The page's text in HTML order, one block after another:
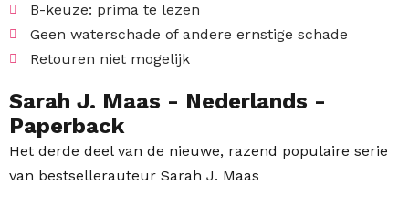
B-keuze: prima te lezen
Geen waterschade of andere ernstige schade
Retouren niet mogelijk
Sarah J. Maas - Nederlands -
Paperback
Het derde deel van de nieuwe, razend populaire serie
van bestsellerauteur Sarah J. Maas